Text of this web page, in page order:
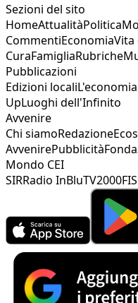
Sezioni del sito
HomeAttualitàPolitica
CommentiEconomiaVita
CuraFamigliaRubriche
Pubblicazioni
Edizioni locali
UpLuoghi dell'Infinito
Avvenire
Chi siamoRedazione
AvvenirePubblicità
Mondo CEI
SIRRadio InBluTV2000